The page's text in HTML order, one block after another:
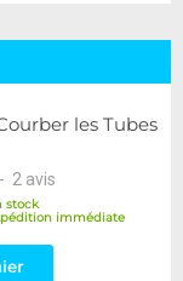
les Tubes
- 2 avis
stock
immédiate